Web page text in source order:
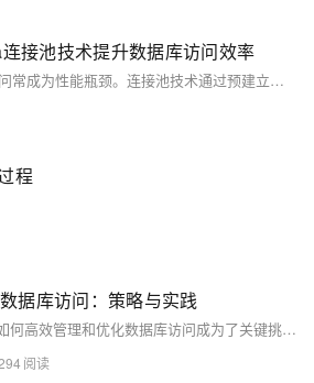
接池技术提升数据库访问效率
在Java应用中，数据库访问常成为性能瓶颈。连接池技术通过预建立并复用数据库连接，避免了频繁的连接建立和断开，显著提升了数据库访问效率。常见的连接池库包括HikariCP、C3P0和DBCP，它们提供了丰富的配置选项和强大的功能，帮助优化应用性能。
程
据库访问：策略与实践
随着微服务架构的普及，如何高效管理和优化数据库访问成为了关键挑战。本文探讨了在微服务环境中优化数据库访问的策略，包括数据库分片、缓存机制、异步处理等技术手段。通过深入分析实际案例和最佳实践，本文旨在为开发者提供实际可行的解决方案，以提升系统性能和可扩展性。